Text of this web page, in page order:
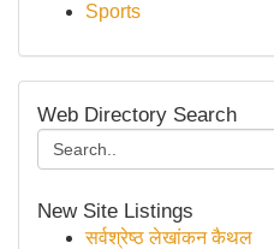
Sports
Web Directory Search
New Site Listings
सर्वश्रेष्ठ लेखांकन कैथल